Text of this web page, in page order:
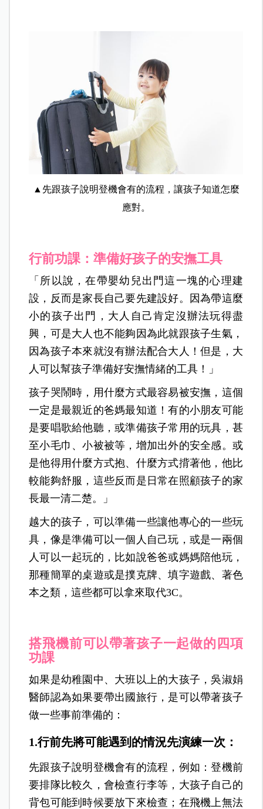
▲先跟孩子說明登機會有的流程，讓孩子知道怎麼
應對。
行前功課：準備好孩子的安撫工具
「所以說，在帶嬰幼兒出門這一塊的心理建
設，反而是家長自己要先建設好。因為帶這麼
小的孩子出門，大人自己肯定沒辦法玩得盡
興，可是大人也不能夠因為此就跟孩子生氣，
因為孩子本來就沒有辦法配合大人！但是，大
人可以幫孩子準備好安撫情緒的工具！」
孩子哭鬧時，用什麼方式最容易被安撫，這個
一定是最親近的爸媽最知道！有的小朋友可能
是要唱歌給他聽，或準備孩子常用的玩具，甚
至小毛巾、小被被等，增加出外的安全感。或
是他得用什麼方式抱、什麼方式揹著他，他比
較能夠舒服，這些反而是日常在照顧孩子的家
長最一清二楚。」
越大的孩子，可以準備一些讓他專心的一些玩
具，像是準備可以一個人自己玩，或是一兩個
人可以一起玩的，比如說爸爸或媽媽陪他玩，
那種簡單的桌遊或是撲克牌、填字遊戲、著色
本之類，這些都可以拿來取代3C。
搭飛機前可以帶著孩子一起做的四項
功課
如果是幼稚園中、大班以上的大孩子，吳淑娟
醫師認為如果要帶出國旅行，是可以帶著孩子
做一些事前準備的：
1.行前先將可能遇到的情況先演練一次：
先跟孩子說明登機會有的流程，例如：登機前
要排隊比較久，會檢查行李等，大孩子自己的
背包可能到時候要放下來檢查；在飛機上無法